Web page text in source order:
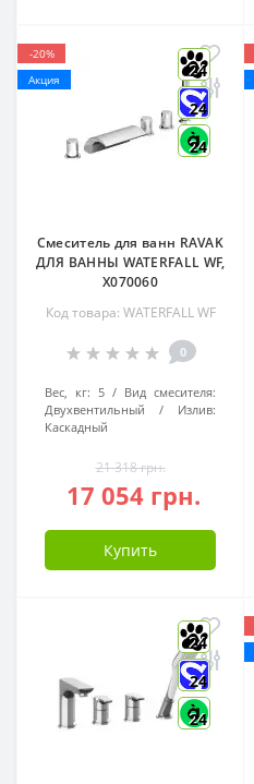
-20%
Акция
24
24
24
Смеситель для ванн RAVAK
ДЛЯ ВАННЫ WATERFALL WF,
X070060
Код товара: WATERFALL WF
0
Вес, кг: 5
Вид смесителя:
Двухвентильный
Излив:
Каскадный
21 318 грн.
17 054 грн.
Купить
24
24
24